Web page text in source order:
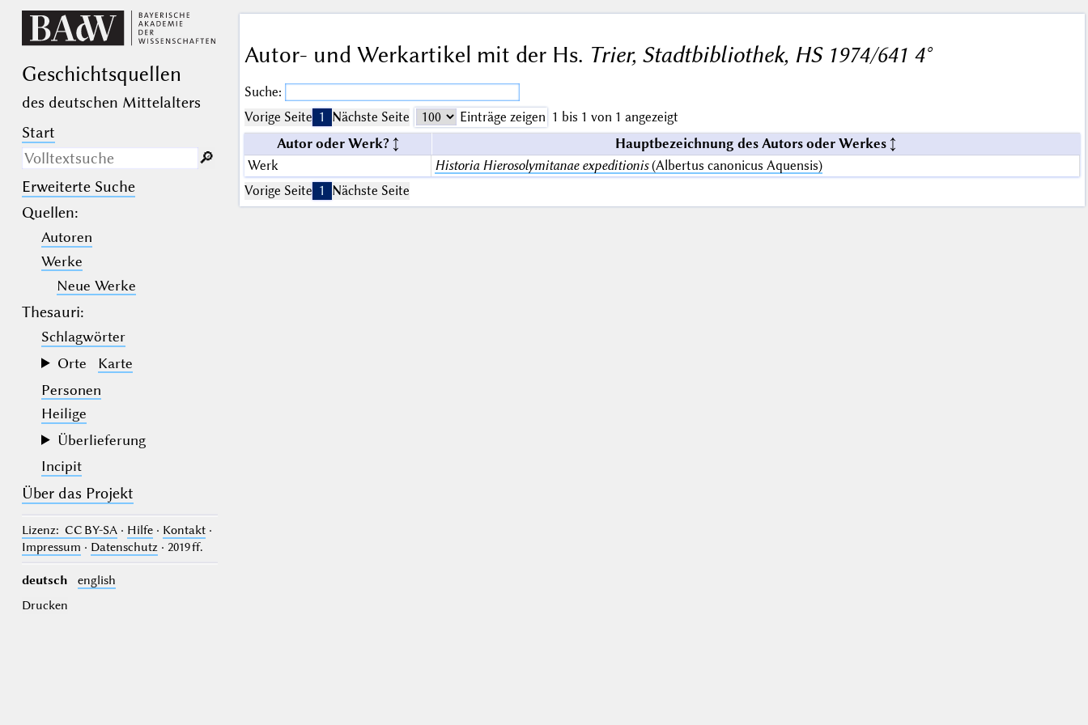
Geschichts­quellen
des deutschen Mittelalters
Start
Nur in Beschreibungs­texten
suchen
(der Unterstrich) ist Platzhalter für
genau ein Zeichen.
(das Prozentzeichen) ist Platzhalter
für kein, ein oder mehr als ein
Zeichen.
🔎︎
Erweiterte Suche
Quellen:
Autoren
Werke
Neue Werke
Thesauri:
Schlagwörter
Orte
Karte
Personen
Heilige
Überlieferung
Incipit
Über das Projekt
Lizenz: CC BY-SA· Hilfe· Kontakt·
Impressum · Datenschutz· 2019 ff.
deutsch
english
Drucken
Autor- und Werkartikel mit der Hs. Trier, Stadtbibliothek, HS 1974/641 4°
Suche:
Vorige Seite 1 Nächste Seite Einträge zeigen 1 bis 1 von 1 angezeigt
Autor oder Werk?
Hauptbezeichnung des Autors oder Werkes
Werk
Historia Hierosolymitanae expeditionis(Albertus canonicus Aquensis)
Vorige Seite 1 Nächste Seite